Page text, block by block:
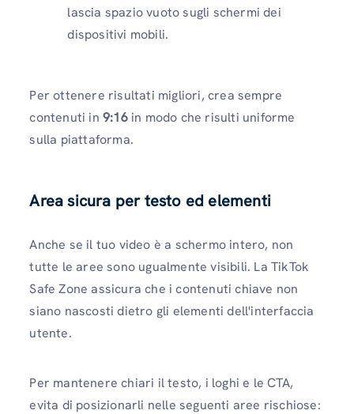
lascia spazio vuoto sugli schermi dei
dispositivi mobili.
Per ottenere risultati migliori, crea sempre
contenuti in 9:16in modo che risulti uniforme
sulla piattaforma.
Area sicura per testo ed elementi
Anche se il tuo video è a schermo intero, non
tutte le aree sono ugualmente visibili. La TikTok
Safe Zone assicura che i contenuti chiave non
siano nascosti dietro gli elementi dell'interfaccia
utente.
Per mantenere chiari il testo, i loghi e le CTA,
evita di posizionarli nelle seguenti aree rischiose: